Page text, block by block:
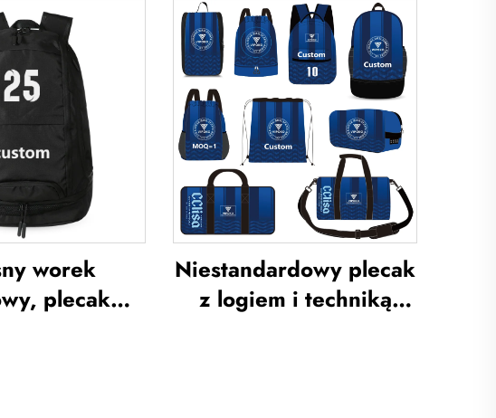
nożnej,
na piszczel
nożnej,
na nogi,
na piszczel
nożnej
strojów jednolitych dla
Tajlandii, kombinezon
treningowy do piłki
nożnej, sublimowane
koszulki piłkarskie,
stroje piłkarskie
worek
plecak
Niestandardowy plecak
z logiem i techniką